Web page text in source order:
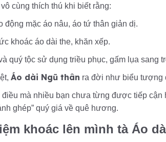
cùng thích thú khi biết rằng:
động mặc áo nâu, áo tứ thân giản dị.
khoác áo dài the, khăn xếp.
quý tộc sử dụng triều phục, gấm lụa sang
Áo dài Ngũ thân ra đời như biểu tượng
mà nhiều bạn chưa từng được tiếp
ghép” quý giá về quê hương.
khoác lên mình tà Áo